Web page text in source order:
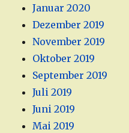
Januar 2020
Dezember 2019
November 2019
Oktober 2019
September 2019
Juli 2019
Juni 2019
Mai 2019